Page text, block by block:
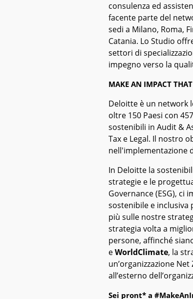
consulenza ed
facente parte del
sedi a Milano, Roma,
Catania. Lo Studio
settori di
impegno verso la
MAKE AN IMPACT
Deloitte è un network
oltre 150 Paesi con
sostenibili in Audit &
Tax e Legal. Il nostro
nell'implementazione
In Deloitte la
strategie e le
Governance (ESG), ci
sostenibile e inclusiva
più sulle nostre
strategia volta a
persone, affinché
eWorldClimate, la
un’organizzazione
all’esterno
Sei pront* a